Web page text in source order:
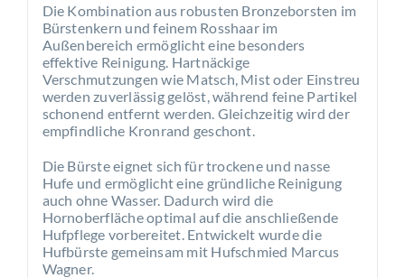
Die Kombination aus robusten Bronzeborsten im
Bürstenkern und feinem Rosshaar im
Außenbereich ermöglicht eine besonders
effektive Reinigung. Hartnäckige
Verschmutzungen wie Matsch, Mist oder Einstreu
werden zuverlässig gelöst, während feine Partikel
schonend entfernt werden. Gleichzeitig wird der
empfindliche Kronrand geschont.
Die Bürste eignet sich für trockene und nasse
Hufe und ermöglicht eine gründliche Reinigung
auch ohne Wasser. Dadurch wird die
Hornoberfläche optimal auf die anschließende
Hufpflege vorbereitet. Entwickelt wurde die
Hufbürste gemeinsam mit Hufschmied Marcus
Wagner.